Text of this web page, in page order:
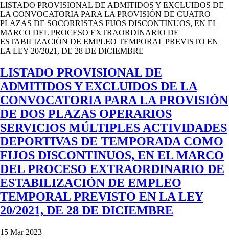
LISTADO PROVISIONAL DE ADMITIDOS Y EXCLUIDOS DE
LA CONVOCATORIA PARA LA PROVISIÓN DE CUATRO
PLAZAS DE SOCORRISTAS FIJOS DISCONTINUOS, EN EL
MARCO DEL PROCESO EXTRAORDINARIO DE
ESTABILIZACIÓN DE EMPLEO TEMPORAL PREVISTO EN
LA LEY 20/2021, DE 28 DE DICIEMBRE
LISTADO PROVISIONAL DE
ADMITIDOS Y EXCLUIDOS DE LA
CONVOCATORIA PARA LA PROVISIÓN
DE DOS PLAZAS OPERARIOS
SERVICIOS MÚLTIPLES ACTIVIDADES
DEPORTIVAS DE TEMPORADA COMO
FIJOS DISCONTINUOS, EN EL MARCO
DEL PROCESO EXTRAORDINARIO DE
ESTABILIZACIÓN DE EMPLEO
TEMPORAL PREVISTO EN LA LEY
20/2021, DE 28 DE DICIEMBRE
15 Mar 2023